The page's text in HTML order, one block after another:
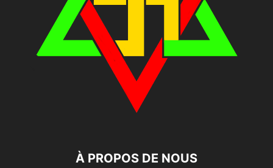
À PROPOS DE NOUS